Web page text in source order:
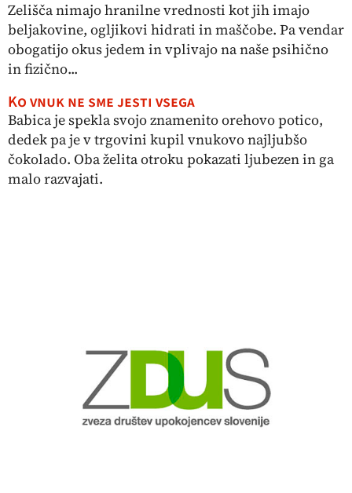
Zelišča nimajo hranilne vrednosti kot jih imajo
beljakovine, ogljikovi hidrati in maščobe. Pa vendar
obogatijo okus jedem in vplivajo na naše psihično
in fizično...
Ko vnuk ne sme jesti vsega
Babica je spekla svojo znamenito orehovo potico,
dedek pa je v trgovini kupil vnukovo najljubšo
čokolado. Oba želita otroku pokazati ljubezen in ga
malo razvajati.